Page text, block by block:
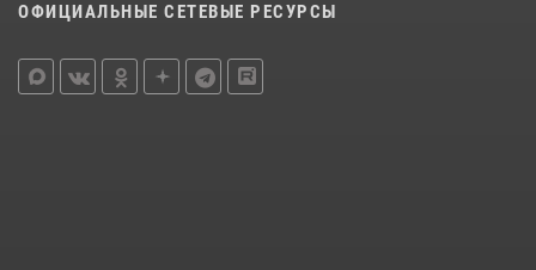
ОФИЦИАЛЬНЫЕ СЕТЕВЫЕ РЕСУРСЫ